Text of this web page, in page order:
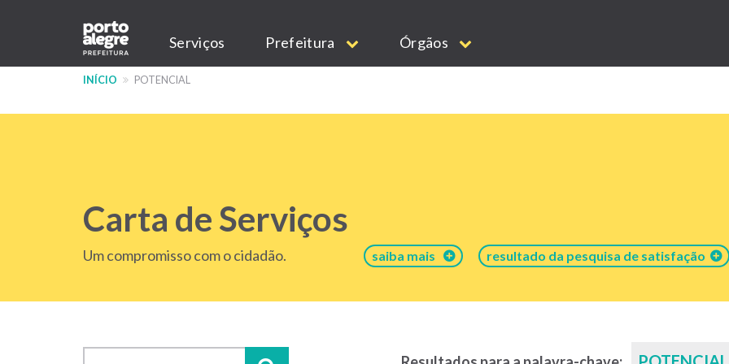
conteúdo
Main
navigation
Serviços Prefeitura Órgãos
INÍCIO POTENCIAL
Carta de Serviços
Um compromisso com o cidadão. saiba mais resultado da pesquisa de satisfação